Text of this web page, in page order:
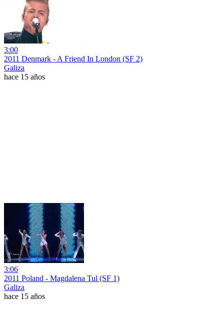
3:00
2011 Denmark - A Friend In London (SF 2)
Galiza
hace 15 años
3:06
2011 Poland - Magdalena Tul (SF 1)
Galiza
hace 15 años